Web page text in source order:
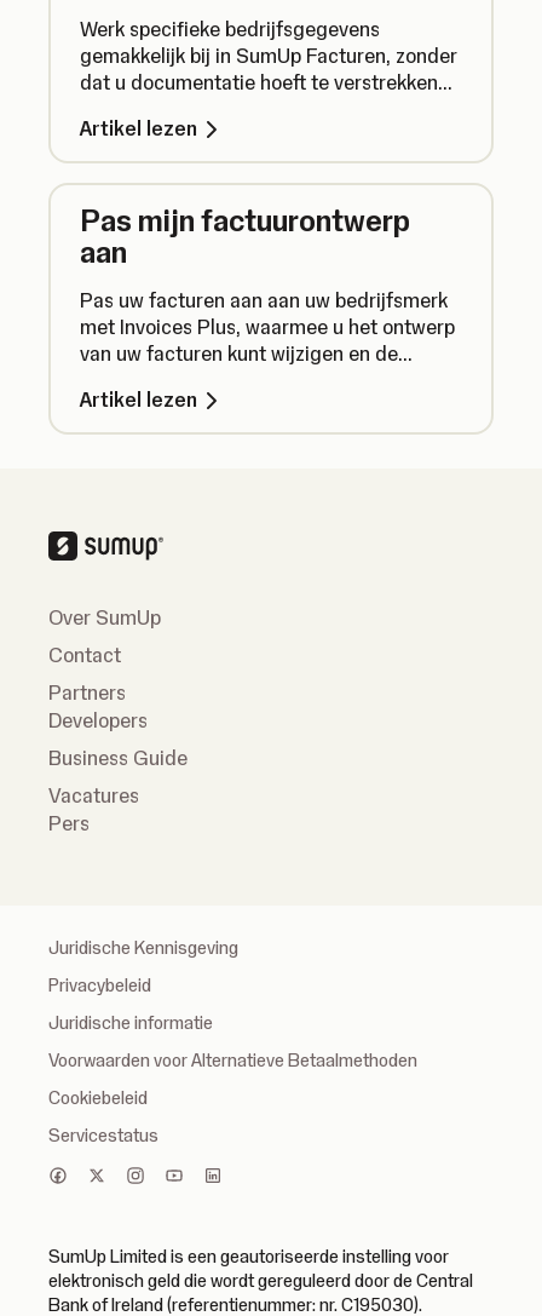
Werk specifieke bedrijfsgegevens
gemakkelijk bij in SumUp Facturen, zonder
dat u documentatie hoeft te verstrekken
Artikel lezen
Pas mijn factuurontwerp
aan
Pas uw facturen aan aan uw bedrijfsmerk
met Invoices Plus, waarmee u het ontwerp
van uw facturen kunt wijzigen en de
Artikel lezen
Over SumUp
Contact
Partners
Developers
Business Guide
Vacatures
Pers
Juridische Kennisgeving
Privacybeleid
Juridische informatie
Voorwaarden voor Alternatieve Betaalmethoden
Cookiebeleid
Servicestatus
SumUp Limited is een geautoriseerde instelling voor
elektronisch geld die wordt gereguleerd door de Central
Bank of Ireland (referentienummer: nr. C195030).